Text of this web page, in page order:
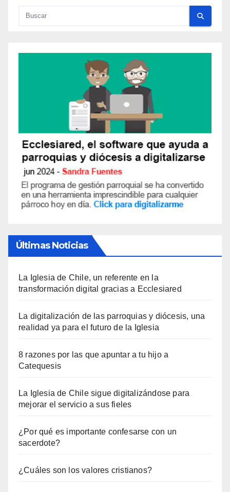
Últimas Noticias
La Iglesia de Chile, un referente en la
transformación digital gracias a Ecclesiared
La digitalización de las parroquias y diócesis, una
realidad ya para el futuro de la Iglesia
8 razones por las que apuntar a tu hijo a
Catequesis
La Iglesia de Chile sigue digitalizándose para
mejorar el servicio a sus fieles
¿Por qué es importante confesarse con un
sacerdote?
¿Cuáles son los valores cristianos?